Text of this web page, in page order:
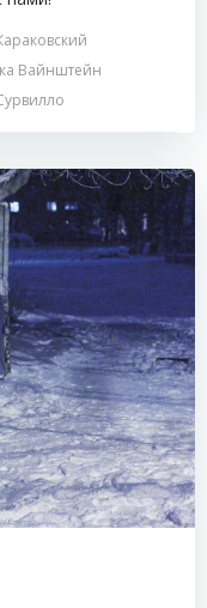
Вайнштейн